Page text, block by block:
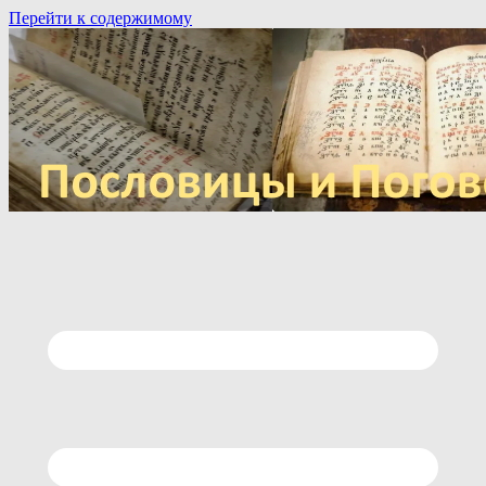
Перейти к содержимому